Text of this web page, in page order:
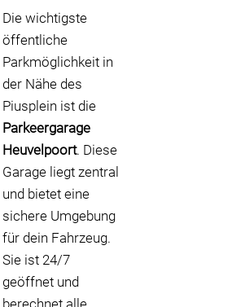
Die wichtigste
öffentliche
Parkmöglichkeit in
der Nähe des
Piusplein ist die
Parkeergarage
Heuvelpoort. Diese
Garage liegt zentral
und bietet eine
sichere Umgebung
für dein Fahrzeug.
Sie ist 24/7
geöffnet und